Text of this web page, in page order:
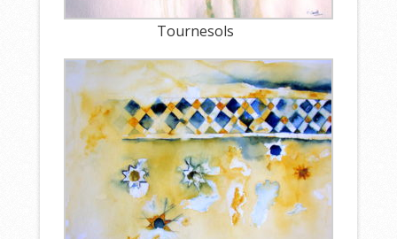
Tournesols